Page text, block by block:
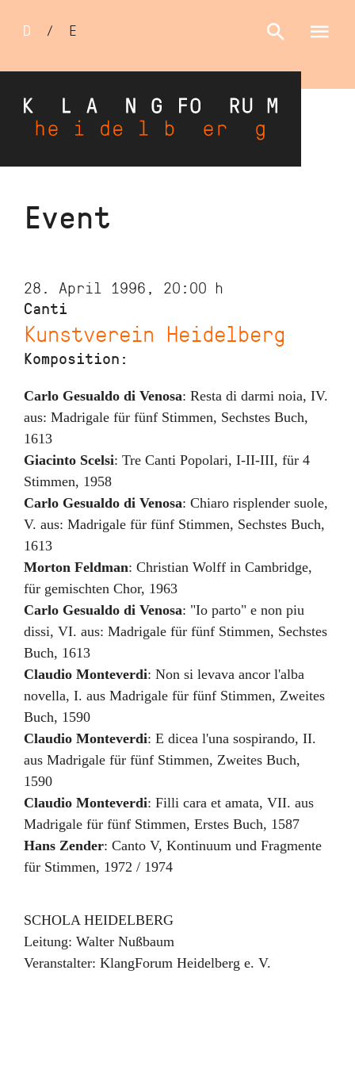
Skip
Sprachumschalter
D / E
Event
28. April 1996, 20:00 h
Canti
Kunstverein Heidelberg
Komposition:
Carlo Gesualdo di Venosa: Resta di darmi noia, IV.
aus: Madrigale für fünf Stimmen, Sechstes Buch,
1613
Giacinto Scelsi: Tre Canti Popolari, I-II-III, für 4
Stimmen, 1958
Carlo Gesualdo di Venosa: Chiaro risplender suole,
V. aus: Madrigale für fünf Stimmen, Sechstes Buch,
1613
Morton Feldman: Christian Wolff in Cambridge,
für gemischten Chor, 1963
Carlo Gesualdo di Venosa: "Io parto" e non piu
dissi, VI. aus: Madrigale für fünf Stimmen, Sechstes
Buch, 1613
Claudio Monteverdi: Non si levava ancor l'alba
novella, I. aus Madrigale für fünf Stimmen, Zweites
Buch, 1590
Claudio Monteverdi: E dicea l'una sospirando, II.
aus Madrigale für fünf Stimmen, Zweites Buch,
1590
Claudio Monteverdi: Filli cara et amata, VII. aus
Madrigale für fünf Stimmen, Erstes Buch, 1587
Hans Zender: Canto V, Kontinuum und Fragmente
für Stimmen, 1972 / 1974
SCHOLA HEIDELBERG
Leitung: Walter Nußbaum
Veranstalter: KlangForum Heidelberg e. V.